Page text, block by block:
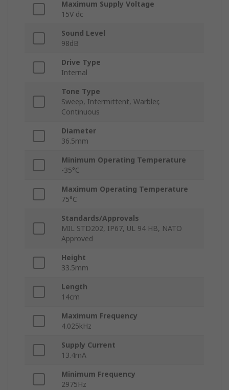
Maximum Supply Voltage
15V dc
Sound Level
98dB
Drive Type
Internal
Tone Type
Sweep, Intermittent, Warbler,
Continuous
Diameter
36.5mm
Minimum Operating Temperature
-35°C
Maximum Operating Temperature
75°C
Standards/Approvals
MIL STD202, IP67, UL 94 HB, NATO
Approved
Height
33.5mm
Length
14cm
Maximum Frequency
4.025kHz
Supply Current
13.4mA
Minimum Frequency
2975Hz